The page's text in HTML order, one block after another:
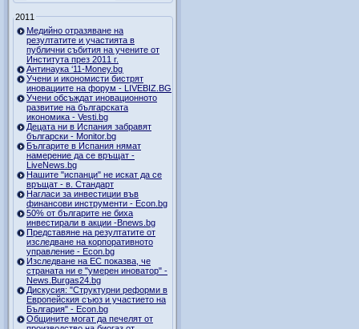
2011
Медийно отразяване на
резултатите и участията в
публични събития на учените от
Института през 2011 г.
Антинаука ‘11-Money.bg
Учени и икономисти бистрят
иновациите на форум - LIVEBIZ.BG
Учени обсъждат иновационното
развитие на българската
икономика - Vesti.bg
Децата ни в Испания забравят
български - Monitor.bg
Българите в Испания нямат
намерение да се връщат -
LiveNews.bg
Нашите "испанци" не искат да се
връщат - в. Стандарт
Нагласи за инвестиции във
финансови инструменти - Econ.bg
50% от българите не биха
инвестирали в акции -Bnews.bg
Представяне на резултатите от
изследване на корпоративното
управление - Econ.bg
Изследване на ЕС показва, че
страната ни е "умерен иноватор" -
News.Burgas24.bg
Дискусия: "Структурни реформи в
Европейския съюз и участието на
България" - Econ.bg
Общините могат да печелят от